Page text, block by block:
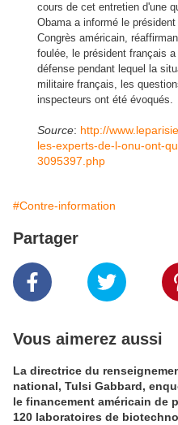
cours de cet entretien d'une
Obama a informé le
Congrès américain,
foulée, le président français
défense pendant lequel la
militaire français, les
inspecteurs ont été évoqués.
Source: http://
les-experts-de-l-onu-ont-
3095397.php
#Contre-information
Partager
Vous aimerez aussi
La directrice du
national, Tulsi Gabbard,
le financement américain de
120 laboratoires de